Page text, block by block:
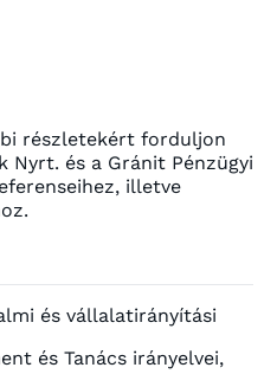
részletekért forduljon
Nyrt. és a Gránit Pénzügyi
illetve
és vállalatirányítási
és Tanács irányelvei,